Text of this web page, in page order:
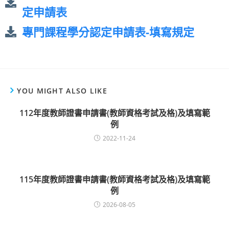
定申請表
專門課程學分認定申請表-填寫規定
YOU MIGHT ALSO LIKE
112年度教師證書申請書(教師資格考試及格)及填寫範
例
2022-11-24
115年度教師證書申請書(教師資格考試及格)及填寫範
例
2026-08-05